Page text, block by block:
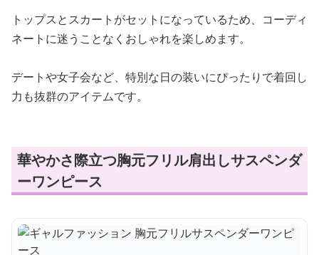
トップスとスカートがセットになっているため、コーディ
ネートに迷うことなくおしゃれを楽しめます。
デートや女子会など、特別な日の装いにぴったりで着回し
力も抜群のアイテムです。
華やかさ際立つ胸元フリル肩出しサスペンダ
ーワンピース